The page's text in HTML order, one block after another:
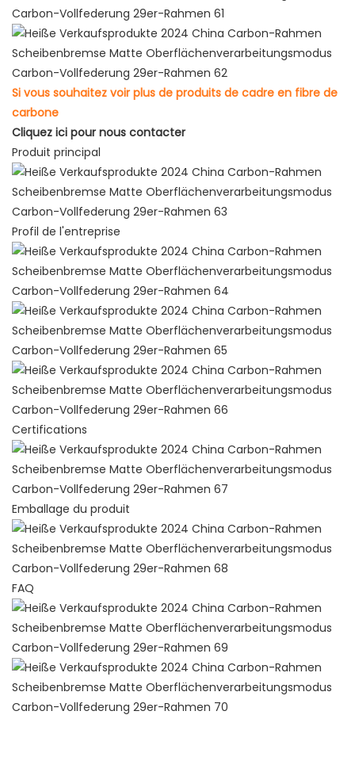
Si vous souhaitez voir plus de produits de cadre en fibre de
carbone
Cliquez ici pour nous contacter
Produit principal
Profil de l'entreprise
Certifications
Emballage du produit
FAQ